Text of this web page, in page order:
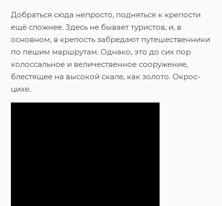
Добраться сюда непросто, подняться к крепости
ещё сложнее. Здесь не бывает туристов, и, в
основном, в крепость забредают путешественники
по пешим маршрутам. Однако, это до сих пор
колоссальное и величественное сооружение,
блестящее на высокой скале, как золото. Окрос-
цихе.